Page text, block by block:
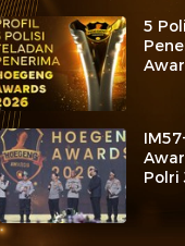
5
Polri